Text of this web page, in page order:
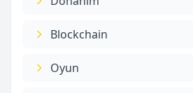
Blockchain
Oyun